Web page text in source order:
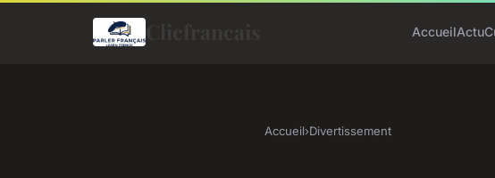
Clicfrancais AccueilActu
Accueil›Divertissement